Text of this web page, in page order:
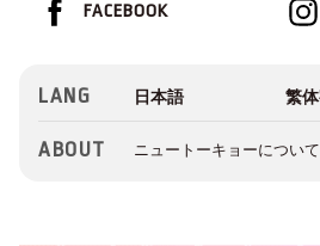
FACEBOOK
LANG
ABOUT ニュートーキョーについて